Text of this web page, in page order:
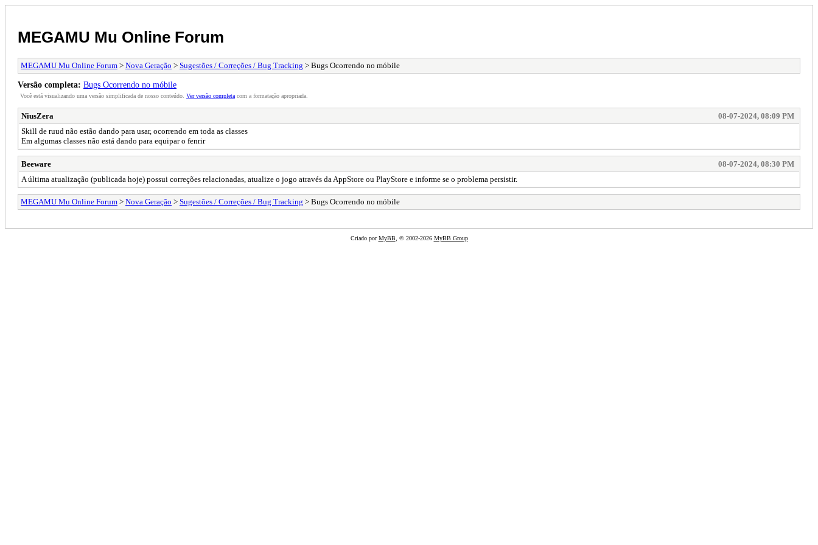
MEGAMU Mu Online Forum
MEGAMU Mu Online Forum > Nova Geração > Sugestões / Correções / Bug Tracking > Bugs Ocorrendo no móbile
Versão completa: Bugs Ocorrendo no móbile
Você está visualizando uma versão simplificada de nosso conteúdo. Ver versão completa com a formatação apropriada.
NiusZera
08-07-2024, 08:09 PM
Skill de ruud não estão dando para usar, ocorrendo em toda as classes
Em algumas classes não está dando para equipar o fenrir
Beeware
08-07-2024, 08:30 PM
A última atualização (publicada hoje) possui correções relacionadas, atualize o jogo através da AppStore ou PlayStore e informe se o problema persistir.
MEGAMU Mu Online Forum > Nova Geração > Sugestões / Correções / Bug Tracking > Bugs Ocorrendo no móbile
Criado porMyBB, © 2002-2026 MyBB Group